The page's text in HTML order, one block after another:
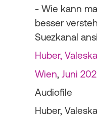
- Wie kann
besser
Suezkanal
Huber, Valeska
Wien, Juni
Audiofile
Huber,